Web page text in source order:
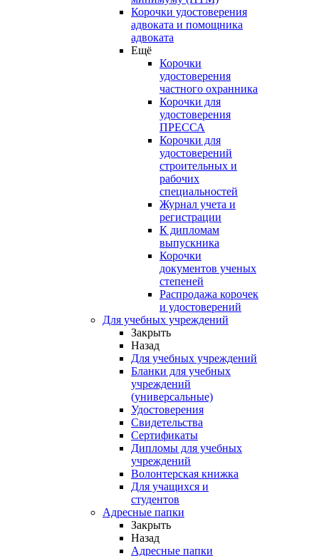
Корочки удостоверения
адвоката и помощника
адвоката
Ещё
Корочки
удостоверения
частного охранника
Корочки для
удостоверения
ПРЕССА
Корочки для
удостоверений
строительных и
рабочих
специальностей
Журнал учета и
регистрации
К дипломам
выпускника
Корочки
документов ученых
степеней
Распродажа корочек
и удостоверений
Для учебных учреждений
Закрыть
Назад
Для учебных учреждений
Бланки для учебных
учреждений
(универсальные)
Удостоверения
Свидетельства
Сертификаты
Дипломы для учебных
учреждений
Волонтерская книжка
Для учащихся и
студентов
Адресные папки
Закрыть
Назад
Адресные папки